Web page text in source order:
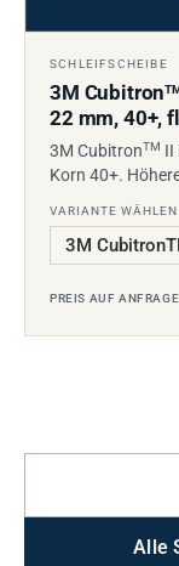
SCHLEIFSCHEIBE
3M CubitronTM
22 mm, 40+,
3M CubitronTM II
Korn 40+.
VARIANTE WÄHLEN
PREIS AUF ANFRAGE
Alle